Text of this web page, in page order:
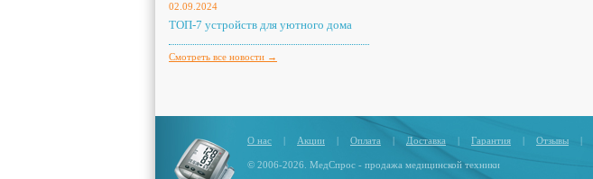
02.09.2024
ТОП-7 устройств для уютного дома
Смотреть все новости →
О нас | Акции | Оплата | Доставка | Гарантия | Отзывы |
© 2006-2026. МедСпрос - продажа медицинской техники